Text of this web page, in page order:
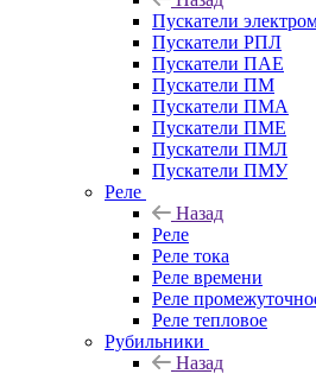
Пускатели
Пускатели РПЛ
Пускатели ПАЕ
Пускатели ПМ
Пускатели ПМА
Пускатели ПМЕ
Пускатели ПМЛ
Пускатели ПМУ
Реле
Назад
Реле
Реле тока
Реле времени
Реле
Реле тепловое
Рубильники
Назад